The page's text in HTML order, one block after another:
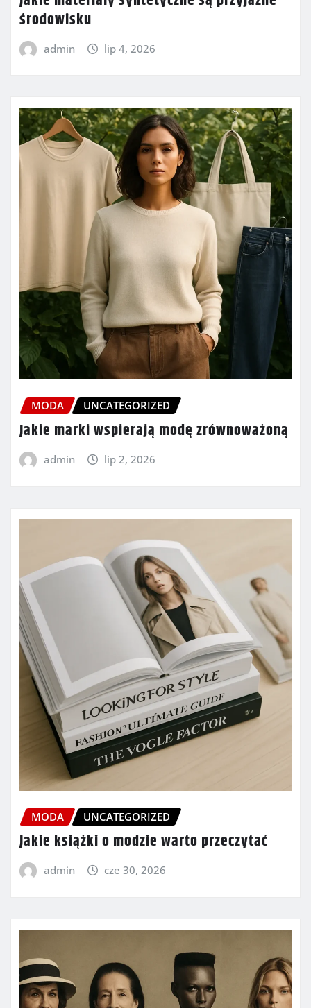
środowisku
admin lip 4, 2026
MODA UNCATEGORIZED
Jakie marki wspierają modę zrównoważoną
admin lip 2, 2026
MODA UNCATEGORIZED
Jakie książki o modzie warto przeczytać
admin cze 30, 2026